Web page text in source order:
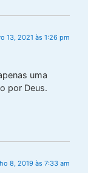
13, 2021 às 1:26 pm
uma
por Deus.
8, 2019 às 7:33 am